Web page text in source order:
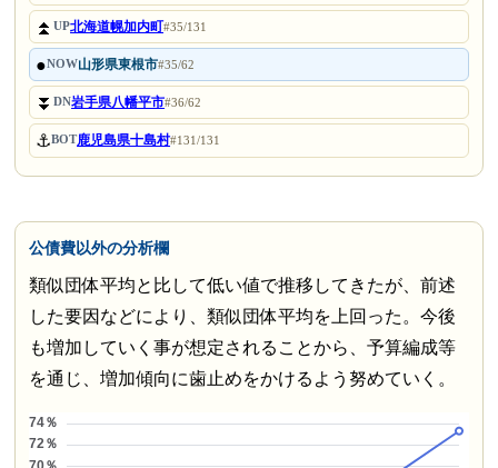
⏫UP北海道幌加内町#35/131
●NOW山形県東根市#35/62
⏬DN岩手県八幡平市#36/62
⚓BOT鹿児島県十島村#131/131
公債費以外の分析欄
類似団体平均と比して低い値で推移してきたが、前述
した要因などにより、類似団体平均を上回った。今後
も増加していく事が想定されることから、予算編成等
を通じ、増加傾向に歯止めをかけるよう努めていく。